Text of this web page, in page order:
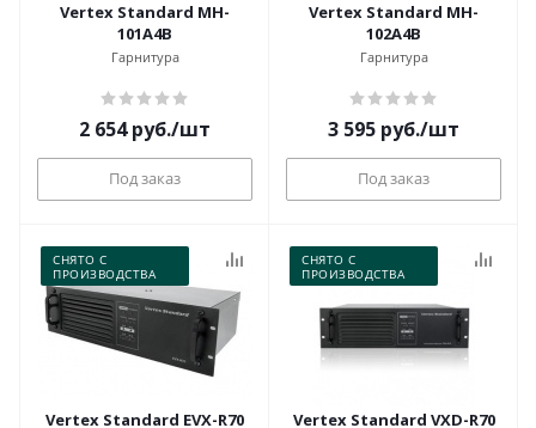
Vertex Standard MH-
101A4B
Гарнитура
2 654руб./шт
Под заказ
Vertex Standard MH-
102A4B
Гарнитура
3 595 руб./шт
Под заказ
СНЯТО С
ПРОИЗВОДСТВА
Vertex Standard EVX-R70
СНЯТО С
ПРОИЗВОДСТВА
Vertex Standard VXD-R70